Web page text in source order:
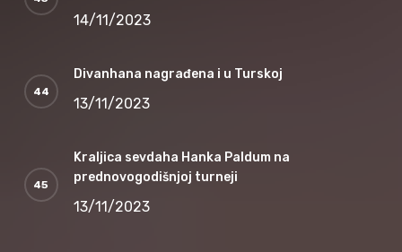
14/11/2023
Divanhana nagrađena i u Turskoj
13/11/2023
Kraljica sevdaha Hanka Paldum na
prednovogodišnjoj turneji
13/11/2023